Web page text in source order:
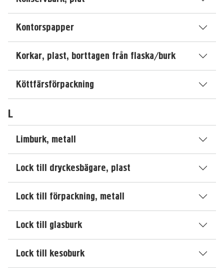
Kontorspapper
Korkar, plast, borttagen från flaska/burk
Köttfärsförpackning
L
Limburk, metall
Lock till dryckesbägare, plast
Lock till förpackning, metall
Lock till glasburk
Lock till kesoburk